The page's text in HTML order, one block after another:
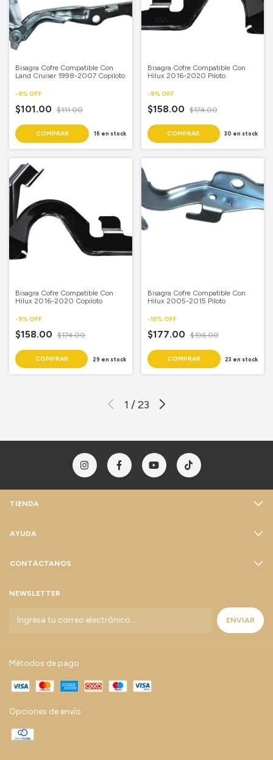
Bisagra Cofre Compatible Con
Land Cruiser 1998-2007 Copiloto
-9% OFF
$101.00 $111.00
16 en stock
Bisagra Cofre Compatible Con
Hilux 2016-2020 Piloto
-9% OFF
$158.00 $174.00
30 en stock
Bisagra Cofre Compatible Con
Hilux 2016-2020 Copiloto
-9% OFF
$158.00 $174.00
29 en stock
Bisagra Cofre Compatible Con
Hilux 2005-2015 Piloto
-10% OFF
$177.00 $196.00
23 en stock
1 / 23
TIENDA
AYUDA
CONTÁCTANOS
NEWSLETTER
Métodos de pago
Opciones de envío